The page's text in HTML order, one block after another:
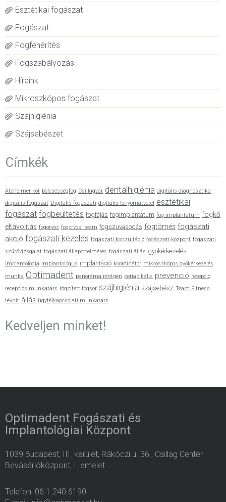
Esztétikai fogászat
Fogászat
Fogfehérítés
Fogszabályozás
Híreink
Mikroszkópos fogászat
Szájhigiénia
Szájsebészet
Címkék
Alzheimer-kór bölcsességfog Csillagvár dentálhigiénia digitális diagnosztika
digitális fogászat Digitális fogászati digitális lenyomatvétel esztétikai
fogászat fogbeültetés fogfájás fogimplantátum fog implantátum fogkő
eltávolítás fogorvos fogorvosi team fogszuvasodás fogtömés fogászati
akció fogászati kezelés fogászati konzultáció fogászati központ fogászati
szűrővizsgálat fogászati állapotfelmérés fogászati állás gyökérkezelés
implantológia implantológus implantáció koordinátor mikroszkópos gyökérkezelés
munka Optimadent panoráma röntgen periapikális prevenció recepció
recepciós munkatárs rögzített fogsor szájhigiénia szájsebész Team Fitness
tévhit állás ügyfélkapcsolati munkatárs
Kedveljen minket!
Optimadent Fogászati és
Implantológiai Központ
1039 Budapest, III. kerület, Rákóczi u. 36., Csillag Center
Bevásárlóközpont, I. emelet
Telefon: 06 1 240 6190